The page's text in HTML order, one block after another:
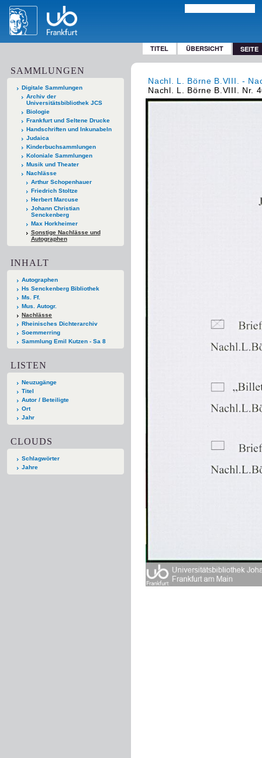
TITEL ÜBERSICHT SEITE
SAMMLUNGEN
Digitale Sammlungen
Archiv der
Universitätsbibliothek JCS
Biologie
Frankfurt und Seltene Drucke
Handschriften und Inkunabeln
Judaica
Kinderbuchsammlungen
Koloniale Sammlungen
Musik und Theater
Nachlässe
Arthur Schopenhauer
Friedrich Stoltze
Herbert Marcuse
Johann Christian
Senckenberg
Max Horkheimer
Sonstige Nachlässe und
Autographen
INHALT
Autographen
Hs Senckenberg Bibliothek
Ms. Ff.
Mus. Autogr.
Nachlässe
Rheinisches Dichterarchiv
Soemmerring
Sammlung Emil Kutzen - Sa 8
LISTEN
Neuzugänge
Titel
Autor / Beteiligte
Ort
Jahr
CLOUDS
Schlagwörter
Jahre
Nachl. L. Börne B.VIII. -
Nachl. L. Börne B.VIII. Nr.